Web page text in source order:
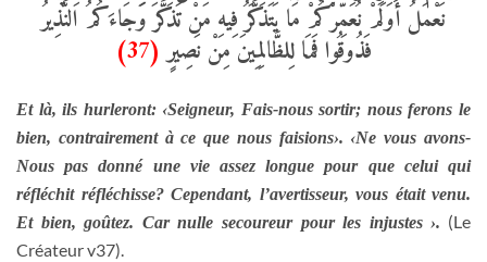
نَعْمَلُ أَوَلَمْ نُعَمِّرْكُمْ مَا يَتَذَكَّرُ فِيهِ مَنْ تَذَكَّرَ وَجَاءَكُمُ النَّذِيرُ
فَذُوقُوا فَمَا لِلظَّالِمِينَ مِنْ نَصِيرٍ(37)
Et là, ils hurleront: ‹Seigneur, Fais-nous sortir; nous ferons le
bien, contrairement à ce que nous faisions›. ‹Ne vous avons-
Nous pas donné une vie assez longue pour que celui qui
réfléchit réfléchisse? Cependant, l’avertisseur, vous était venu.
Et bien, goûtez. Car nulle secoureur pour les injustes ›. (Le
Créateur v37).